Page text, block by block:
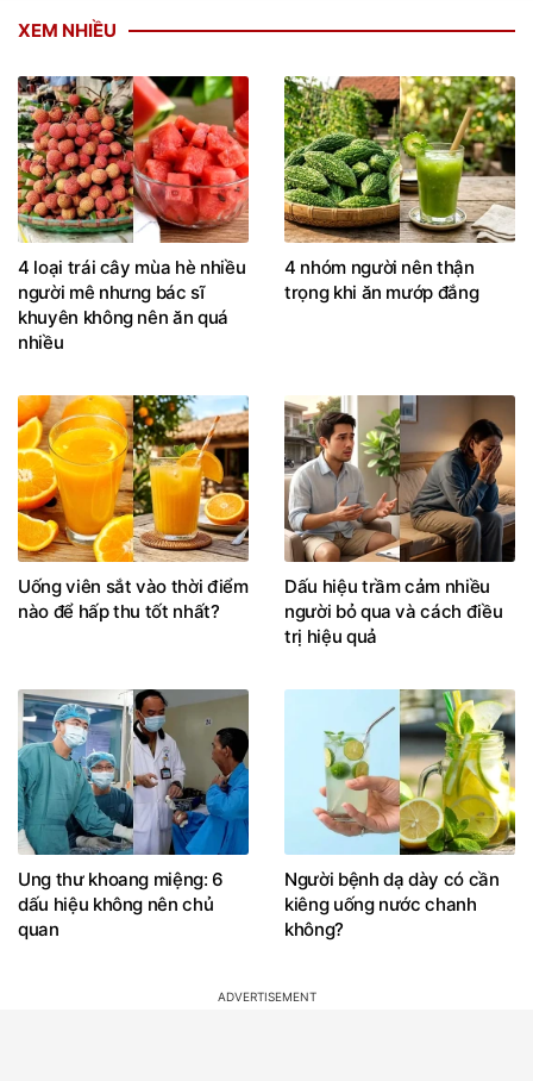
XEM NHIỀU
4 loại trái cây mùa hè nhiều
người mê nhưng bác sĩ
khuyên không nên ăn quá
nhiều
4 nhóm người nên thận
trọng khi ăn mướp đắng
Uống viên sắt vào thời điểm
nào để hấp thu tốt nhất?
Dấu hiệu trầm cảm nhiều
người bỏ qua và cách điều
trị hiệu quả
Ung thư khoang miệng: 6
dấu hiệu không nên chủ
quan
Người bệnh dạ dày có cần
kiêng uống nước chanh
không?